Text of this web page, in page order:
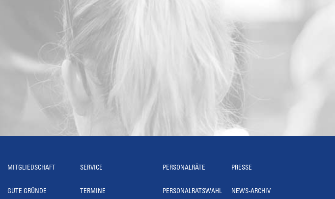
MITGLIEDSCHAFT
GUTE GRÜNDE
SERVICE
TERMINE
PERSONALRÄTE
PERSONALRATSWAHL
PRESSE
NEWS-ARCHIV